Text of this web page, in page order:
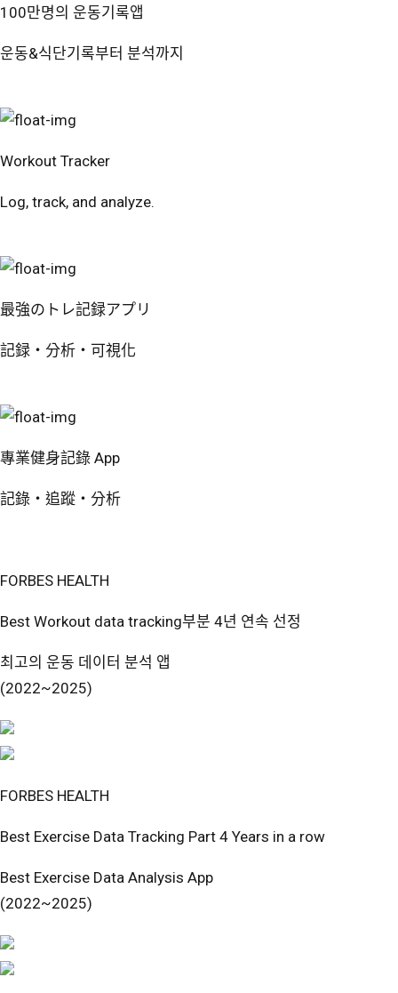
100만명의 운동기록앱
운동&식단기록부터 분석까지
Workout Tracker
Log, track, and analyze.
最強のトレ記録アプリ
記録・分析・可視化
專業健身記錄 App
記錄・追蹤・分析
FORBES HEALTH
Best Workout data tracking부분 4년 연속 선정
최고의 운동 데이터 분석 앱
(2022~2025)
FORBES HEALTH
Best Exercise Data Tracking Part 4 Years in a row
Best Exercise Data Analysis App
(2022~2025)